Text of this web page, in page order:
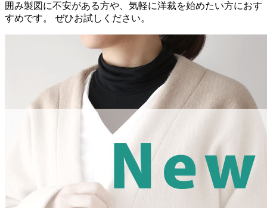
囲み製図に不安がある方や、気軽に洋裁を始めたい方におす
すめです。 ぜひお試しください。